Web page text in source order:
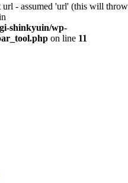
url - assumed 'url' (this will throw
shinkyuin/wp-
on line 11